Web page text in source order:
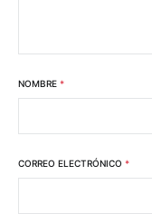
NOMBRE *
CORREO ELECTRÓNICO *